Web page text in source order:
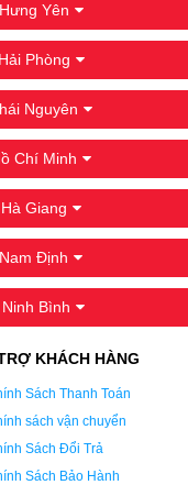
Yên
Phòng
Nguyên
Chí Minh
Giang
Định
Bình
KHÁCH HÀNG
Sách Thanh Toán
sách vận chuyển
Sách Đổi Trả
Sách Bảo Hành